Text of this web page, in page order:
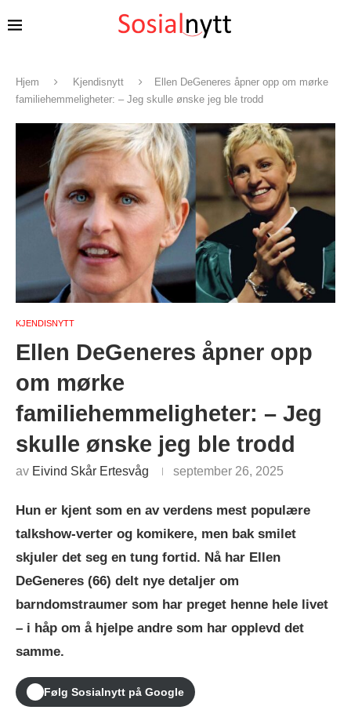
Hjem Kjendisnytt
Ellen DeGeneres åpner opp om mørke
familiehemmeligheter: – Jeg skulle ønske jeg ble trodd
KJENDISNYTT
Ellen DeGeneres åpner opp
om mørke
familiehemmeligheter: – Jeg
skulle ønske jeg ble trodd
av Eivind Skår Ertesvåg september 26, 2025
Hun er kjent som en av verdens mest populære
talkshow-verter og komikere, men bak smilet
skjuler det seg en tung fortid. Nå har Ellen
DeGeneres (66) delt nye detaljer om
barndomstraumer som har preget henne hele livet
– i håp om å hjelpe andre som har opplevd det
samme.
Følg Sosialnytt på Google